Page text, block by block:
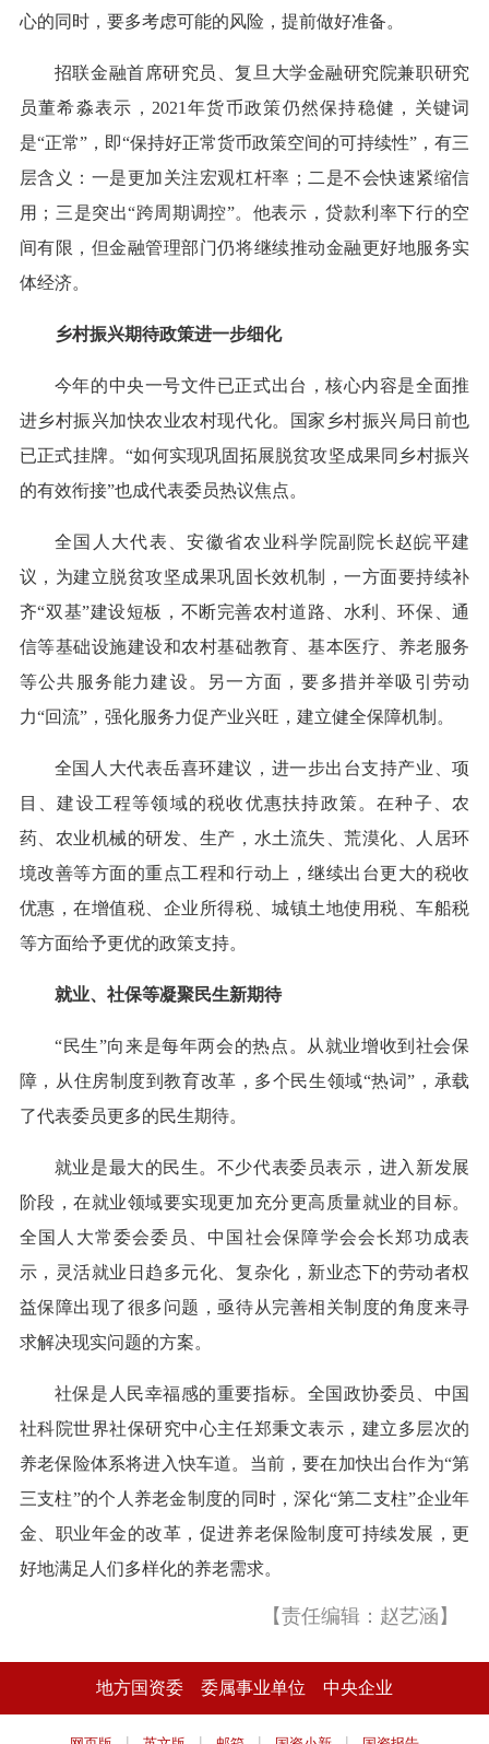
心的同时，要多考虑可能的风险，提前做好准备。
招联金融首席研究员、复旦大学金融研究院兼职研究
员董希淼表示，2021年货币政策仍然保持稳健，关键词
是“正常”，即“保持好正常货币政策空间的可持续性”，有三
层含义：一是更加关注宏观杠杆率；二是不会快速紧缩信
用；三是突出“跨周期调控”。他表示，贷款利率下行的空
间有限，但金融管理部门仍将继续推动金融更好地服务实
体经济。
乡村振兴期待政策进一步细化
今年的中央一号文件已正式出台，核心内容是全面推
进乡村振兴加快农业农村现代化。国家乡村振兴局日前也
已正式挂牌。“如何实现巩固拓展脱贫攻坚成果同乡村振兴
的有效衔接”也成代表委员热议焦点。
全国人大代表、安徽省农业科学院副院长赵皖平建
议，为建立脱贫攻坚成果巩固长效机制，一方面要持续补
齐“双基”建设短板，不断完善农村道路、水利、环保、通
信等基础设施建设和农村基础教育、基本医疗、养老服务
等公共服务能力建设。另一方面，要多措并举吸引劳动
力“回流”，强化服务力促产业兴旺，建立健全保障机制。
全国人大代表岳喜环建议，进一步出台支持产业、项
目、建设工程等领域的税收优惠扶持政策。在种子、农
药、农业机械的研发、生产，水土流失、荒漠化、人居环
境改善等方面的重点工程和行动上，继续出台更大的税收
优惠，在增值税、企业所得税、城镇土地使用税、车船税
等方面给予更优的政策支持。
就业、社保等凝聚民生新期待
“民生”向来是每年两会的热点。从就业增收到社会保
障，从住房制度到教育改革，多个民生领域“热词”，承载
了代表委员更多的民生期待。
就业是最大的民生。不少代表委员表示，进入新发展
阶段，在就业领域要实现更加充分更高质量就业的目标。
全国人大常委会委员、中国社会保障学会会长郑功成表
示，灵活就业日趋多元化、复杂化，新业态下的劳动者权
益保障出现了很多问题，亟待从完善相关制度的角度来寻
求解决现实问题的方案。
社保是人民幸福感的重要指标。全国政协委员、中国
社科院世界社保研究中心主任郑秉文表示，建立多层次的
养老保险体系将进入快车道。当前，要在加快出台作为“第
三支柱”的个人养老金制度的同时，深化“第二支柱”企业年
金、职业年金的改革，促进养老保险制度可持续发展，更
好地满足人们多样化的养老需求。
【责任编辑：赵艺涵】
地方国资委 委属事业单位 中央企业